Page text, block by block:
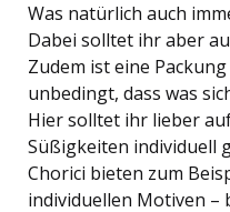
Was natürlich auch
Dabei solltet ihr aber
Zudem ist eine
unbedingt, dass was
Hier solltet ihr lieber
Süßigkeiten individuell
Chorici bieten zum
individuellen Motiven –